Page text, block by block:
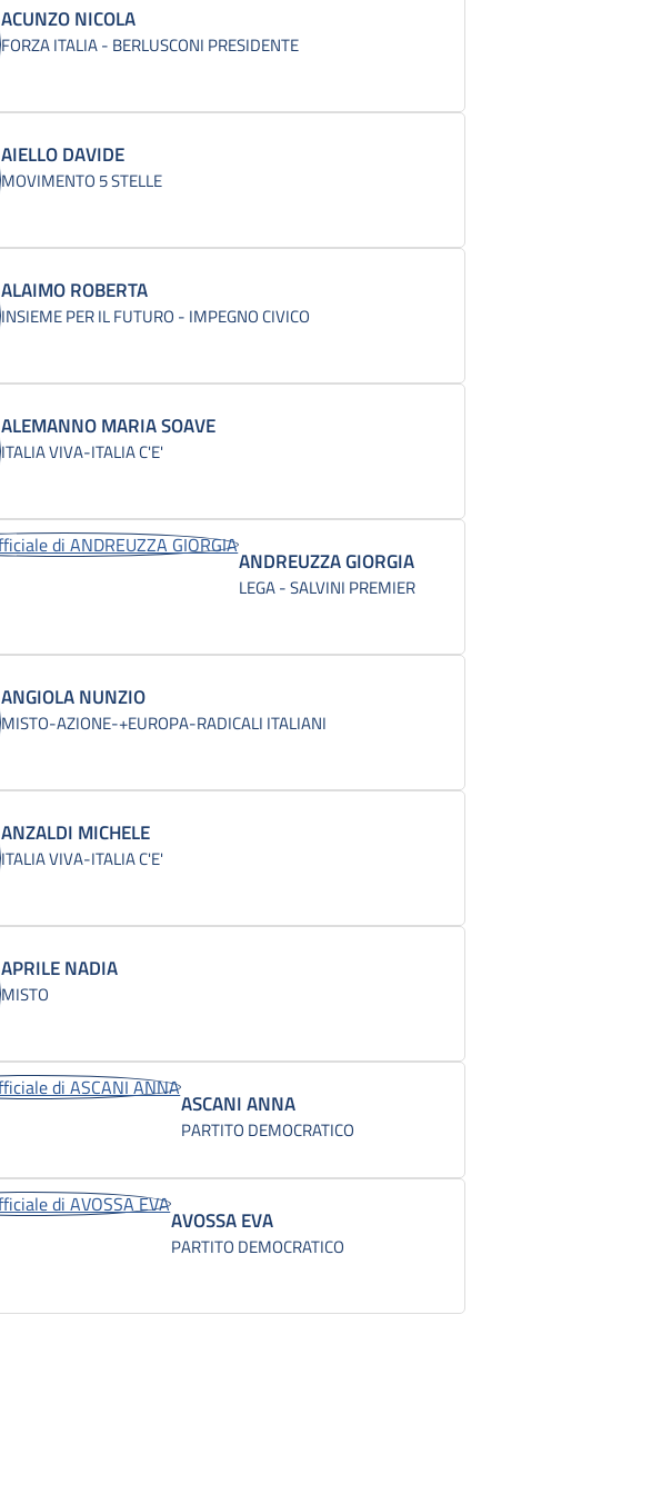
ACUNZO NICOLA
FORZA ITALIA - BERLUSCONI PRESIDENTE
AIELLO DAVIDE
MOVIMENTO 5 STELLE
ALAIMO ROBERTA
INSIEME PER IL FUTURO - IMPEGNO CIVICO
ALEMANNO MARIA SOAVE
ITALIA VIVA-ITALIA C'E'
ANDREUZZA GIORGIA
LEGA - SALVINI PREMIER
ANGIOLA NUNZIO
MISTO-AZIONE-+EUROPA-RADICALI ITALIANI
ANZALDI MICHELE
ITALIA VIVA-ITALIA C'E'
APRILE NADIA
MISTO
ASCANI ANNA
PARTITO DEMOCRATICO
AVOSSA EVA
PARTITO DEMOCRATICO